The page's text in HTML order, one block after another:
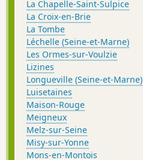
La Chapelle-Saint-Sulpice
La Croix-en-Brie
La Tombe
Léchelle (Seine-et-Marne)
Les Ormes-sur-Voulzie
Lizines
Longueville (Seine-et-Marne)
Luisetaines
Maison-Rouge
Meigneux
Melz-sur-Seine
Misy-sur-Yonne
Mons-en-Montois